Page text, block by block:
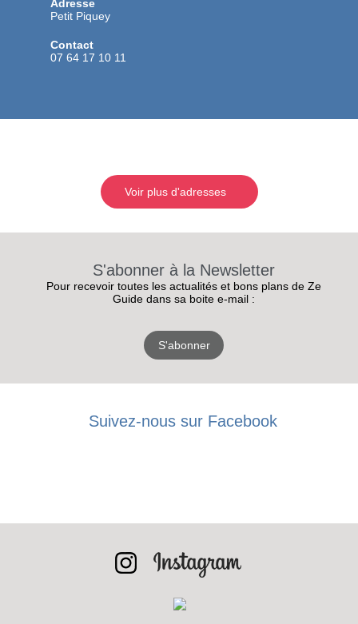
Adresse
Petit Piquey
Contact
07 64 17 10 11
Voir plus d'adresses
S'abonner à la Newsletter
Pour recevoir toutes les actualités et bons plans de Ze
Guide dans sa boite e-mail :
S'abonner
Suivez-nous sur Facebook